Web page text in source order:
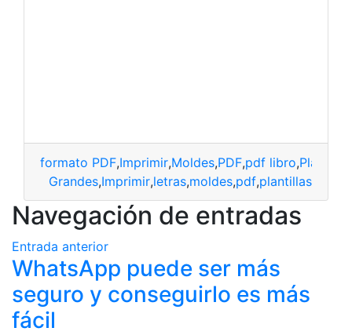
formato PDF,Imprimir,Moldes,PDF,pdf libro,Plantillas
Grandes,Imprimir,letras,moldes,pdf,plantillas
Navegación de entradas
Entrada anterior
WhatsApp puede ser más
seguro y conseguirlo es más
fácil